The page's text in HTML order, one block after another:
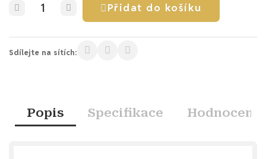
Přidat do košíku
Sdílejte na sítích:
Popis Specifikace Hodnocení